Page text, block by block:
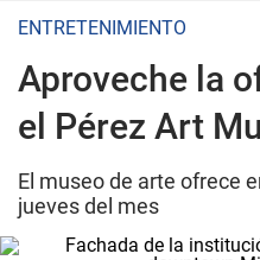
ENTRETENIMIENTO
Aproveche la
el Pérez Art
El museo de arte ofrece
jueves del mes